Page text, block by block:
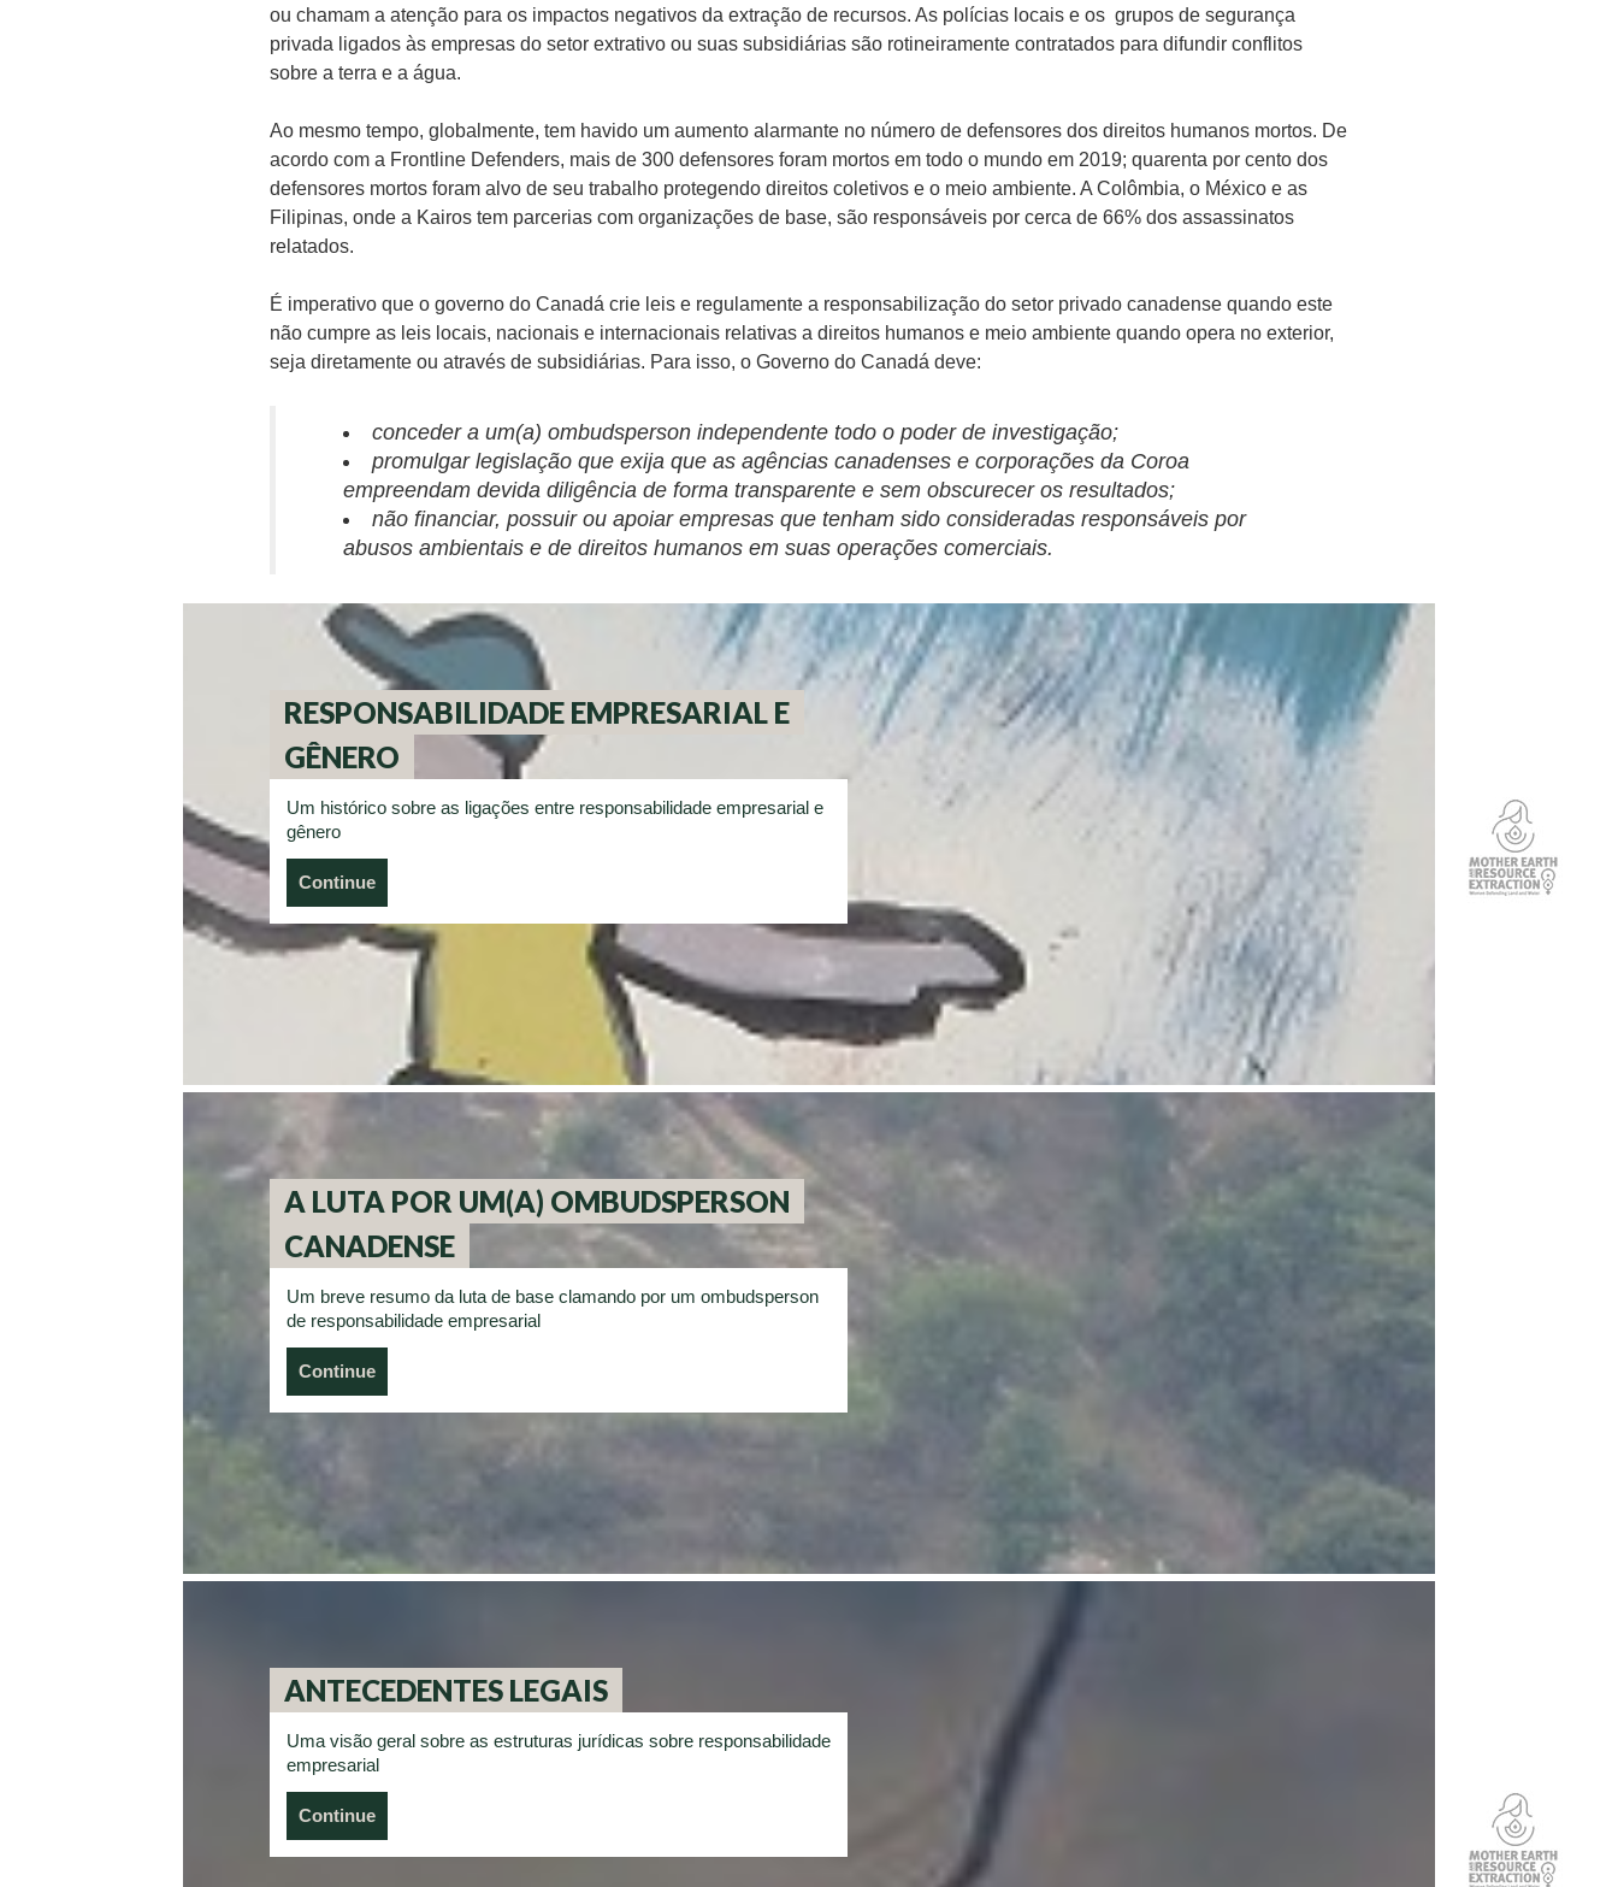
ou chamam a atenção para os impactos negativos da extração de recursos. As polícias locais e os grupos de segurança
privada ligados às empresas do setor extrativo ou suas subsidiárias são rotineiramente contratados para difundir conflitos
sobre a terra e a água.
Ao mesmo tempo, globalmente, tem havido um aumento alarmante no número de defensores dos direitos humanos mortos. De
acordo com a Frontline Defenders, mais de 300 defensores foram mortos em todo o mundo em 2019; quarenta por cento dos
defensores mortos foram alvo de seu trabalho protegendo direitos coletivos e o meio ambiente. A Colômbia, o México e as
Filipinas, onde a Kairos tem parcerias com organizações de base, são responsáveis por cerca de 66% dos assassinatos
relatados.
É imperativo que o governo do Canadá crie leis e regulamente a responsabilização do setor privado canadense quando este
não cumpre as leis locais, nacionais e internacionais relativas a direitos humanos e meio ambiente quando opera no exterior,
seja diretamente ou através de subsidiárias. Para isso, o Governo do Canadá deve:
conceder a um(a) ombudsperson independente todo o poder de investigação;
promulgar legislação que exija que as agências canadenses e corporações da Coroa
empreendam devida diligência de forma transparente e sem obscurecer os resultados;
não financiar, possuir ou apoiar empresas que tenham sido consideradas responsáveis por
abusos ambientais e de direitos humanos em suas operações comerciais.
RESPONSABILIDADE EMPRESARIAL E
GÊNERO
Um histórico sobre as ligações entre responsabilidade empresarial e
gênero
Continue
A LUTA POR UM(A) OMBUDSPERSON
CANADENSE
Um breve resumo da luta de base clamando por um ombudsperson
de responsabilidade empresarial
Continue
ANTECEDENTES LEGAIS
Uma visão geral sobre as estruturas jurídicas sobre responsabilidade
empresarial
Continue